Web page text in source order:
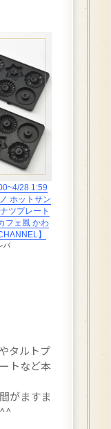
28 1:59
ホットサン
ツプレート
フェ風 かわ
】
バ
タルトプ
トなど本
がますま